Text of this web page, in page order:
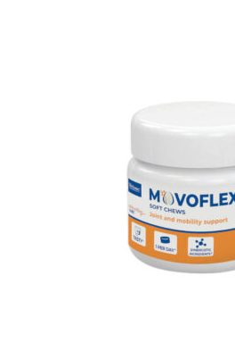
Purizon pro kočky
Royal Canin pro kočky
Škrabadla pro kočky
Veterinární dieta pro kočky